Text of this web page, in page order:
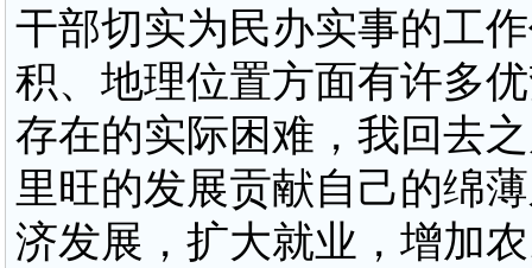
干部切实为民办实事的工
积、地理位置方面有许多
存在的实际困难，我回去
里旺的发展贡献自己的绵
济发展，扩大就业，增加